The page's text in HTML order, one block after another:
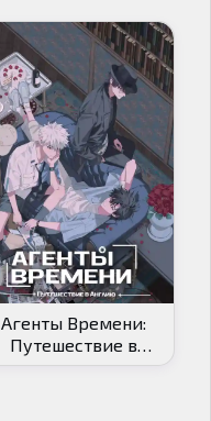
Агенты Времени:
Путешествие в
Англию